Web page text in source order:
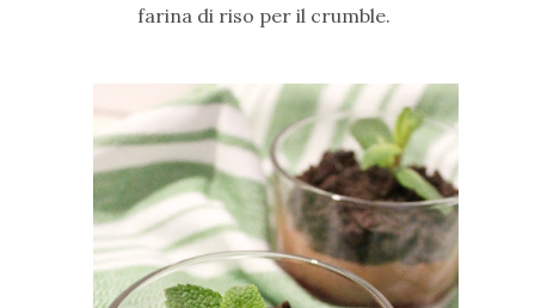
farina di riso per il crumble.